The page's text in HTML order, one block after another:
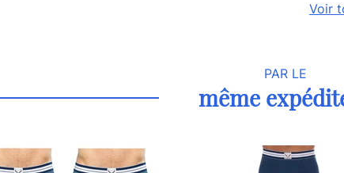
Voir
PAR LE
même